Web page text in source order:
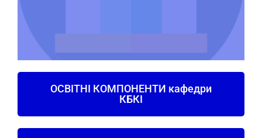
ОСВІТНІ КОМПОНЕНТИ кафедри
КБКІ